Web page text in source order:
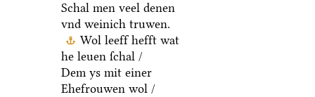
Schal men veel denen
vnd weinich truwen.
Wol leeff hefft wat
he leuen ſchal /
Dem ys mit einer
Ehefrouwen wol /